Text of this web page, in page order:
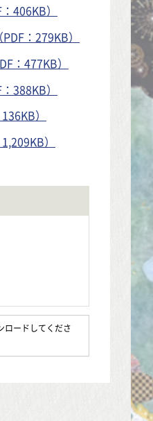
406KB）
：279KB）
：477KB）
388KB）
）
）
ロードしてくださ